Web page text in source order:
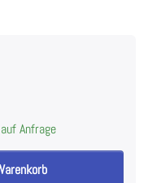
Anfrage
FLEX Staubsauger